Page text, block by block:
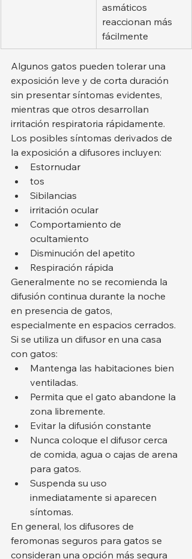
asmáticos
reaccionan más
fácilmente
Algunos gatos pueden tolerar una
exposición leve y de corta duración
sin presentar síntomas evidentes,
mientras que otros desarrollan
irritación respiratoria rápidamente.
Los posibles síntomas derivados de
la exposición a difusores incluyen:
Estornudar
tos
Sibilancias
irritación ocular
Comportamiento de
ocultamiento
Disminución del apetito
Respiración rápida
Generalmente no se recomienda la
difusión continua durante la noche
en presencia de gatos,
especialmente en espacios cerrados.
Si se utiliza un difusor en una casa
con gatos:
Mantenga las habitaciones bien
ventiladas.
Permita que el gato abandone la
zona libremente.
Evitar la difusión constante
Nunca coloque el difusor cerca
de comida, agua o cajas de arena
para gatos.
Suspenda su uso
inmediatamente si aparecen
síntomas.
En general, los difusores de
feromonas seguros para gatos se
consideran una opción más segura